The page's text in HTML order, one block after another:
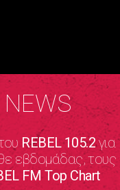
REBEL 105.2για
εβδομάδας, τους
FM Top Chart